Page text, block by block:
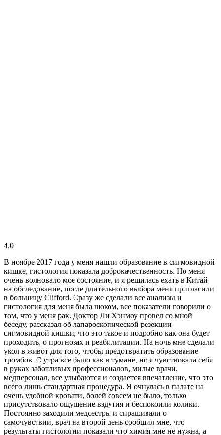
4.0
В ноябре 2017 года у меня нашли образование в сигмовидной
кишке, гистология показала доброкачественность. Но меня
очень волновало мое состояние, и я решилась ехать в Китай
на обследование, после длительного выбора меня пригласили
в больницу Clifford. Сразу же сделали все анализы и
гистология для меня была шоком, все показатели говорили о
том, что у меня рак. Доктор Ли Хэнмоу провел со мной
беседу, рассказал об лапароскопической резекции
сигмовидной кишки, что это такое и подробно как она будет
проходить, о прогнозах и реабилитации. На ночь мне сделали
укол в живот для того, чтобы предотвратить образование
тромбов. С утра все было как в тумане, но я чувствовала себя
в руках заботливых профессионалов, милые врачи,
медперсонал, все улыбаются и создается впечатление, что это
всего лишь стандартная процедура. Я очнулась в палате на
очень удобной кровати, болей совсем не было, только
присутствовало ощущение вздутия и беспокоили колики.
Постоянно заходили медсестры и спрашивали о
самочувствии, врач на второй день сообщил мне, что
результаты гистологии показали что химия мне не нужна, а